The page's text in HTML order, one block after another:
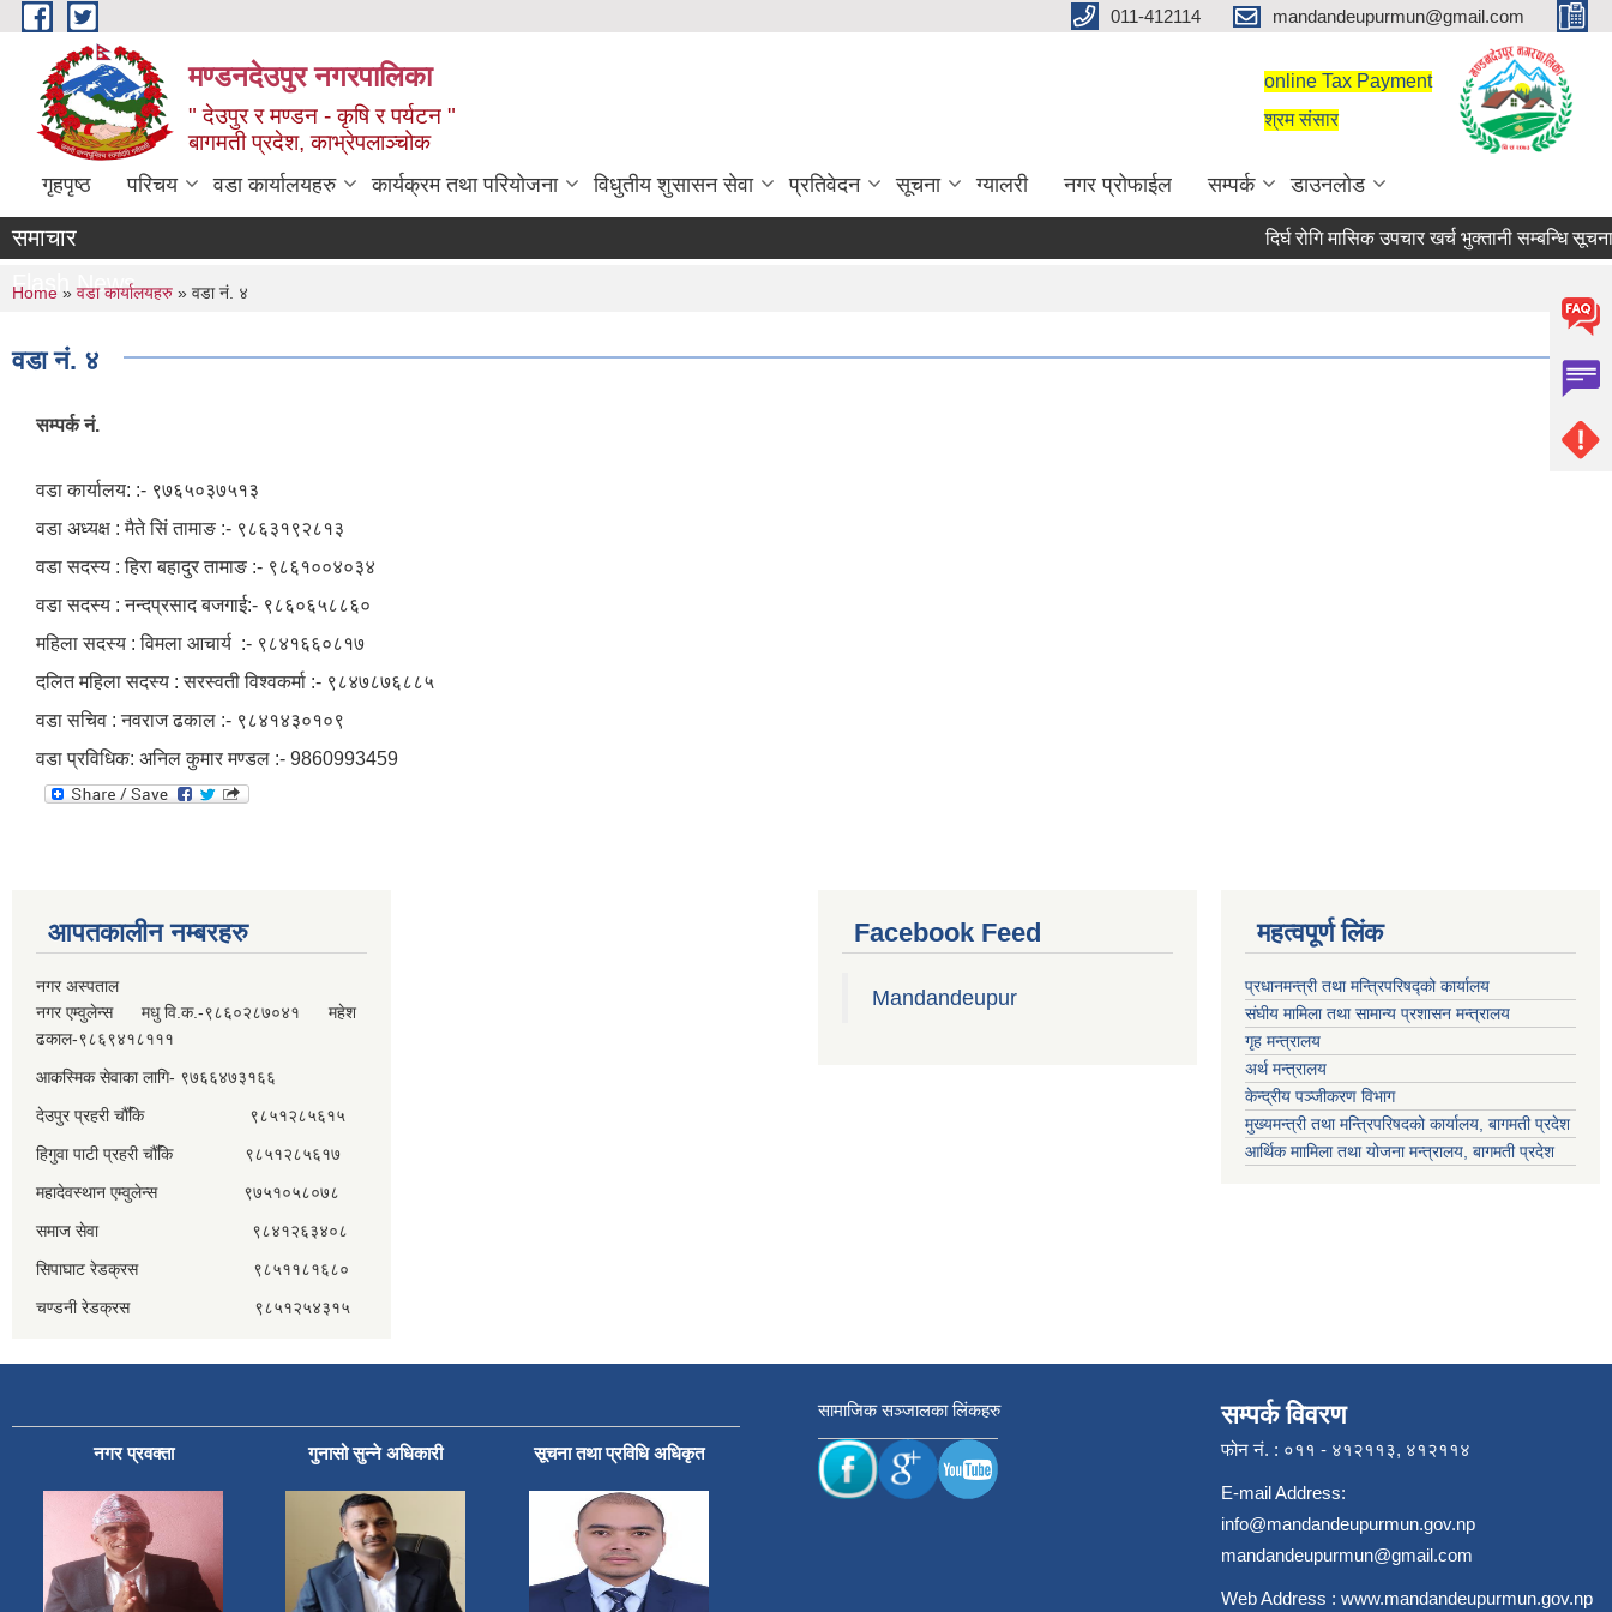
Skip to main content 011-412114 mandandeupurmun@gmail.com
मण्डनदेउपुर नगरपालिका
" देउपुर र मण्डन - कृषि र पर्यटन "
बागमती प्रदेश, काभ्रेपलाञ्चोक
online Tax Payment
श्रम संसार
गृहपृष्ठ परिचय वडा कार्यालयहरु कार्यक्रम तथा परियोजना विधुतीय शुसासन सेवा प्रतिवेदन सूचना ग्यालरी नगर प्रोफाईल सम्पर्क डाउनलोड
समाचार दिर्घ रोगि मासिक उपचार खर्च भुक्तानी सम्बन्धि सूचना।
Flash News
You are here
Home » वडा कार्यालयहरु » वडा नं. ४
वडा नं. ४
सम्पर्क नं.
वडा कार्यालय: :- ९७६५०३७५१३
वडा अध्यक्ष : मैते सिं तामाङ :- ९८६३१९२८१३
वडा सदस्य : हिरा बहादुर तामाङ :- ९८६१००४०३४
वडा सदस्य : नन्दप्रसाद बजगाई:- ९८६०६५८८६०
महिला सदस्य : विमला आचार्य :- ९८४१६६०८१७
दलित महिला सदस्य : सरस्वती विश्‍वकर्मा :- ९८४७८७६८८५
वडा सचिव : नवराज ढकाल :- ९८४१४३०१०९
वडा प्रविधिक: अनिल कुमार मण्डल :- 9860993459
आपतकालीन नम्बरहरु
नगर अस्पताल
नगर एम्वुलेन्स मधु वि.क.-९८६०२८७०४१ महेश
ढकाल-९८६९४१८१११
आकस्मिक सेवाका लागि- ९७६६४७३१६६
देउपुर प्रहरी चौँकि ९८५१२८५६१५
हिगुवा पाटी प्रहरी चौँकि ९८५१२८५६१७
महादेवस्थान एम्वुलेन्स ९७५१०५८०७८
समाज सेवा ९८४१२६३४०८
सिपाघाट रेडक्रस ९८५११८१६८०
चण्डनी रेडक्रस ९८५१२५४३१५
Facebook Feed
Mandandeupur
महत्वपूर्ण लिंक
प्रधानमन्त्री तथा मन्त्रिपरिषद्को कार्यालय
संघीय मामिला तथा सामान्य प्रशासन मन्त्रालय
गृह मन्त्रालय
अर्थ मन्त्रालय
केन्द्रीय पञ्जीकरण विभाग
मुख्यमन्त्री तथा मन्त्रिपरिषदको कार्यालय, बागमती प्रदेश
आर्थिक माामिला तथा योजना मन्त्रालय, बागमती प्रदेश
नगर प्रवक्ता गुनासो सुन्ने अधिकारी सूचना तथा प्रविधि अधिकृत
सामाजिक सञ्जालका लिंकहरु सम्पर्क विवरण
फोन नं. : ०११ - ४१२११३, ४१२११४
E-mail Address:
info@mandandeupurmun.gov.np
mandandeupurmun@gmail.com
Web Address : www.mandandeupurmun.gov.np